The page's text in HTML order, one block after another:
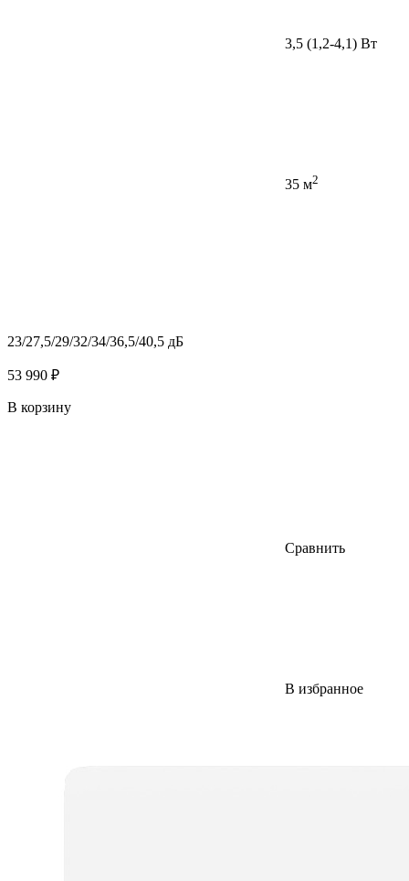
3,5 (1,2-4,1) Вт
35 м2
23/27,5/29/32/34/36,5/40,5 дБ
53 990 ₽
В корзину
Сравнить
В избранное